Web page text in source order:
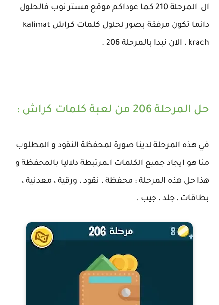
ال المرحلة 210 كما عوداكم موقع مستر نوب فالحلول
دائما تكون مرفقة بصور لحلول كلمات كراش kalimat
krach ، الان نبدا بالمرحلة 206 .
حل المرحلة 206 من لعبة كلمات كراش :
في هذه المرحلة لدينا صورة لمحفظة النقود و المطلوب
منا هو ايجاد جميع الكلمات المرتبطة دلاليا بالمحفظة و
هذا حل هذه المرحلة : محفظة ، نقود ، ورقية ، معدنية ،
بطاقات ، جلد ، جيب .